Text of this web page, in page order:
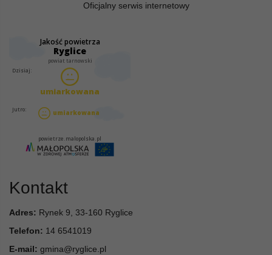
Oficjalny serwis internetowy
Kontakt
Adres: Rynek 9, 33-160 Ryglice
Telefon: 14 6541019
E-mail: gmina@ryglice.pl